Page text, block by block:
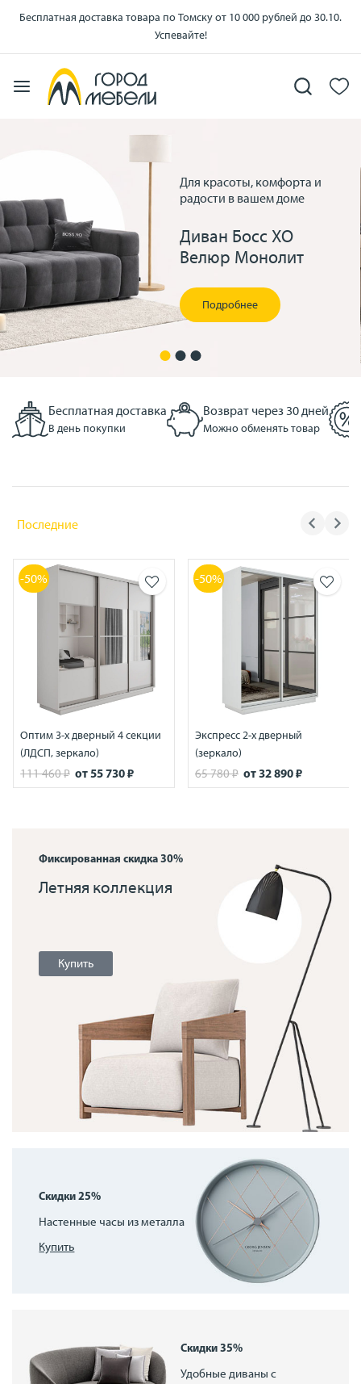
Бесплатная доставка товара по Томску от 10 000 рублей до 30.10.
Успевайте!
Для красоты, комфорта и
радости в вашем доме
Диван Босс ХО
Велюр Монолит
Подробнее
Идеальное решение для
гостиной или спальни
Кресло «Классико»
Бесплатная доставка
В день покупки
Возврат через 30 дней
Можно обменять товар
Последние
-50%
Оптим 3-х дверный 4 секции
(ЛДСП, зеркало)
111 460 ₽ от55 730 ₽
-50%
Экспресс 2-х дверный
(зеркало)
65 780 ₽ от32 890 ₽
Фиксированная скидка 30%
Летняя коллекция
Купить
Скидки 25%
Настенные часы из металла
Купить
Скидки 35%
Удобные диваны с